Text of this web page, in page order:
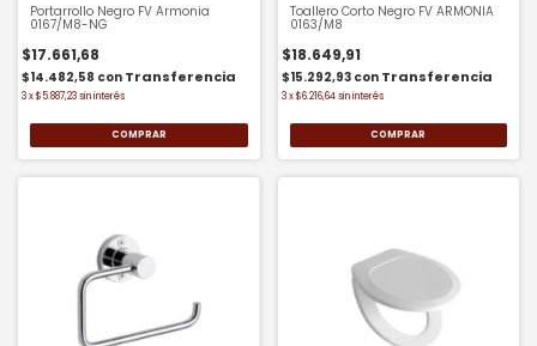
Portarrollo Negro FV Armonia
0167/M8-NG
$17.661,68
$14.482,58 con
3x$5.887,23sin interés
Toallero Corto Negro FV ARMONIA
0163/M8
$18.649,91
$15.292,93 con
3 x$6.216,64 sin interés